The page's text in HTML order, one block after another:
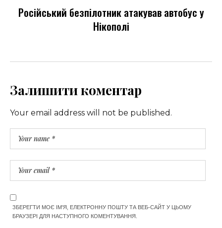
Російський безпілотник атакував автобус у
Нікополі
Залишити коментар
Your email address will not be published.
ЗБЕРЕГТИ МОЄ ІМ'Я, ЕЛЕКТРОННУ ПОШТУ ТА ВЕБ-САЙТ У ЦЬОМУ
БРАУЗЕРІ ДЛЯ НАСТУПНОГО КОМЕНТУВАННЯ.